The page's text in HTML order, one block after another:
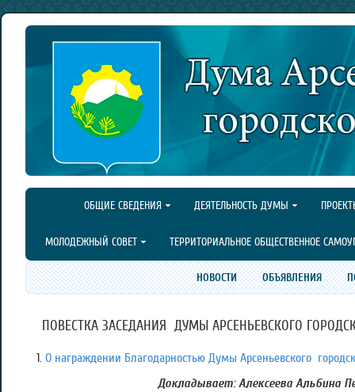
ОБЩИЕ СВЕДЕНИЯ ДЕЯТЕЛЬНОСТЬ ДУМЫ
МОЛОДЕЖНЫЙ СОВЕТ ТЕРРИТОРИАЛЬНОЕ ОБЩЕСТВЕННОЕ
НОВОСТИ ОБЪЯВЛЕНИЯ
ПОВЕСТКА ЗАСЕДАНИЯ ДУМЫ АРСЕНЬЕВСКОГО
О награждении Благодарностью Думы Арсеньевского
Докладывает: Алексеева Альбина